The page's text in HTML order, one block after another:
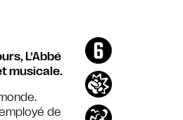
L’Abbé
musicale.
de